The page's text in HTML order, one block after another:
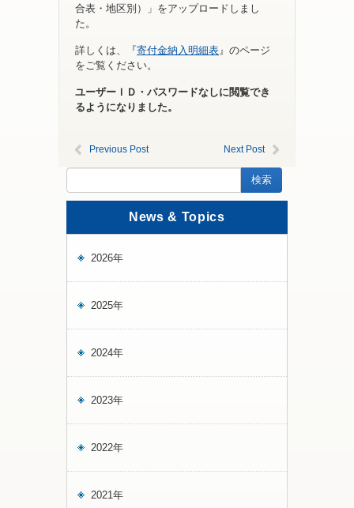
合表・地区別）」をアップロードしまし
た。
詳しくは、『寄付金納入明細表 』のページ
をご覧ください。
ユーザーＩＤ・パスワードなしに閲覧でき
るようになりました。
Previous Post Next Post
News & Topics
2026年
2025年
2024年
2023年
2022年
2021年